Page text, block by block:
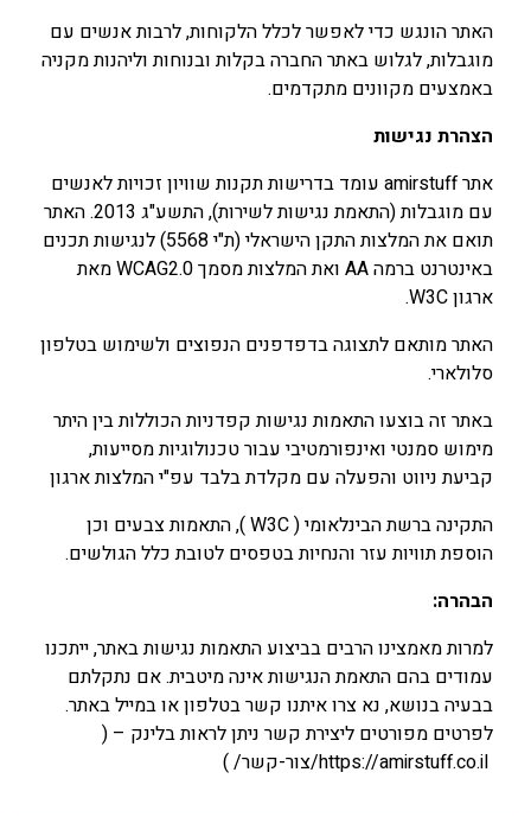
האתר הונגש כדי לאפשר לכלל הלקוחות, לרבות אנשים עם
מוגבלות, לגלוש באתר החברה בקלות ובנוחות וליהנות מקניה
באמצעים מקוונים מתקדמים.
הצהרת נגישות
אתר amirstuff עומד בדרישות תקנות שוויון זכויות לאנשים
עם מוגבלות (התאמת נגישות לשירות), התשע"ג 2013. האתר
תואם את המלצות התקן הישראלי (ת"י 5568) לנגישות תכנים
באינטרנט ברמה AA ואת המלצות מסמך WCAG2.0 מאת
ארגון W3C.
האתר מותאם לתצוגה בדפדפנים הנפוצים ולשימוש בטלפון
סלולארי.
באתר זה בוצעו התאמות נגישות קפדניות הכוללות בין היתר
מימוש סמנטי ואינפורמטיבי עבור טכנולוגיות מסייעות,
קביעת ניווט והפעלה עם מקלדת בלבד עפ"י המלצות ארגון
התקינה ברשת הבינלאומי ( W3C ), התאמות צבעים וכן
הוספת תוויות עזר והנחיות בטפסים לטובת כלל הגולשים.
הבהרה:
למרות מאמצינו הרבים בביצוע התאמות נגישות באתר, ייתכנו
עמודים בהם התאמת הנגישות אינה מיטבית. אם נתקלתם
בבעיה בנושא, נא צרו איתנו קשר בטלפון או במייל באתר.
לפרטים מפורטים ליצירת קשר ניתן לראות בלינק – (